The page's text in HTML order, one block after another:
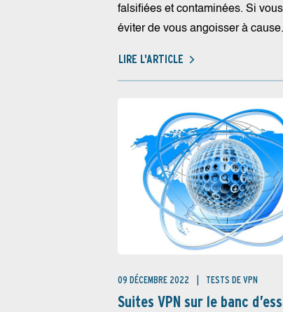
falsifiées et contaminées. Si
éviter de vous angoisser à
LIRE L'ARTICLE
09 DÉCEMBRE 2022 TESTS DE VPN
Suites VPN sur le banc